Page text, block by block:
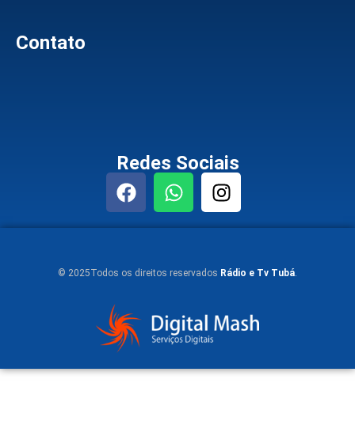
Contato
Redes Sociais
© 2025Todos os direitos reservados Rádio e Tv Tubá.